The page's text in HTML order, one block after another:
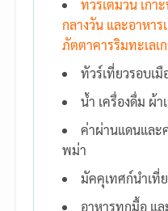
ทัวร์เต็มวัน เกา
กลางวัน และอาหาร
ภัตตาคารริมทะเลเ
ทัวร์เที่ยวรอบเมื
น้ำ เครื่องดื่ม ผ้า
ค่าผ่านแดนและ
พม่า
มัคคุเทศก์นำเที่
อาหารทุกมื้อ แล